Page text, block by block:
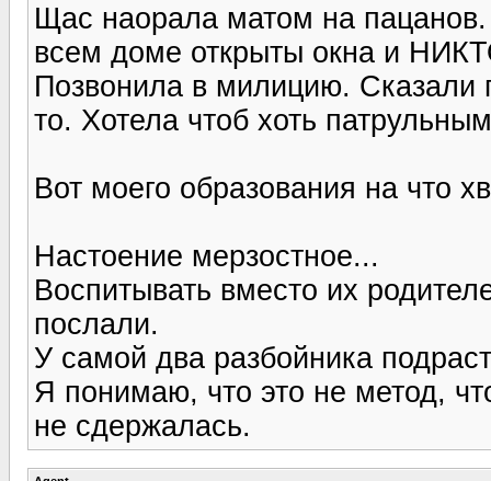
Щас наорала матом на
всем доме открыты окна и
Позвонила в милицию. Сказали
то. Хотела чтоб хоть
Вот моего образования на что
Настоение мерзостное...
Воспитывать вместо их
послали.
У самой два разбойника
Я понимаю, что это не метод,
не сдержалась.